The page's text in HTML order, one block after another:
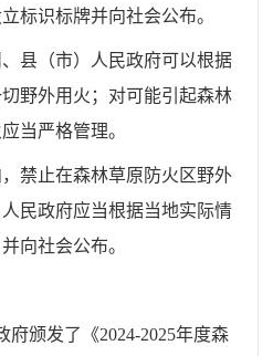
标识标牌并向社会公布。
县（市）人民政府可以根据
野外用火；对可能引起森林
当严格管理。
禁止在森林草原防火区野外
民政府应当根据当地实际情
向社会公布。
府颁发了《2024-2025年度森